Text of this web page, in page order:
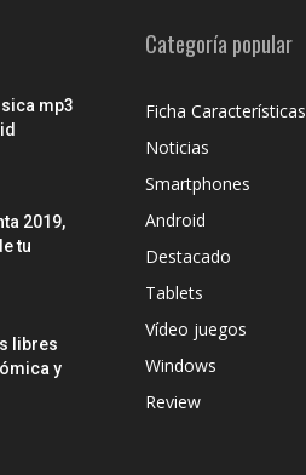
mp3
2019,
tu
libres
y
Categoría popular
Ficha Características
Noticias
Smartphones
Android
Destacado
Tablets
Vídeo juegos
Windows
Review